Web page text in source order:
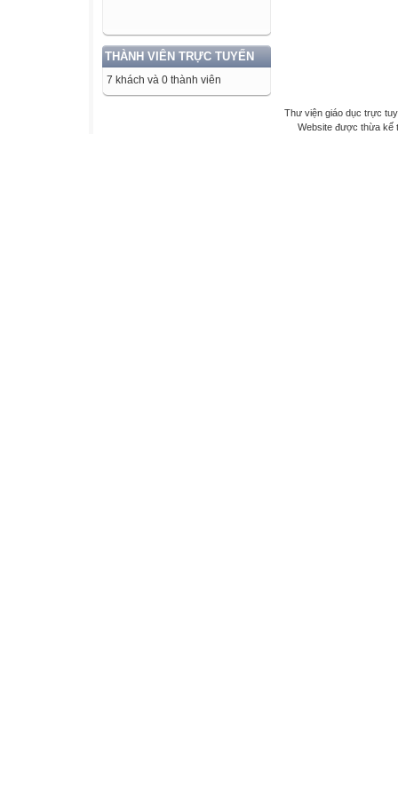
THÀNH VIÊN TRỰC TUYẾN
7 khách và 0 thành viên
Thư viện giáo dục trực
Website được thừa kế